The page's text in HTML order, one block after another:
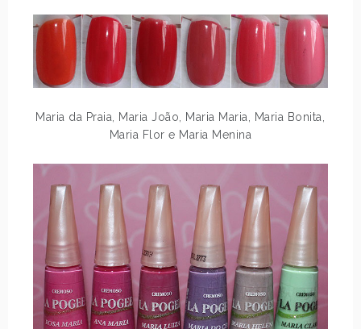
Maria da Praia, Maria João, Maria Maria, Maria Bonita,
Maria Flor e Maria Menina